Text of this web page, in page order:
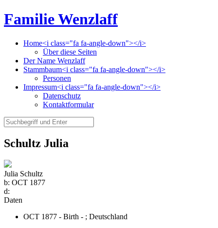
Familie Wenzlaff
Home<i class="fa fa-angle-down"></i>
Über diese Seiten
Der Name Wenzlaff
Stammbaum<i class="fa fa-angle-down"></i>
Personen
Impressum<i class="fa fa-angle-down"></i>
Datenschutz
Kontaktformular
Schultz Julia
Julia Schultz
b: OCT 1877
d:
Daten
OCT 1877 - Birth - ; Deutschland